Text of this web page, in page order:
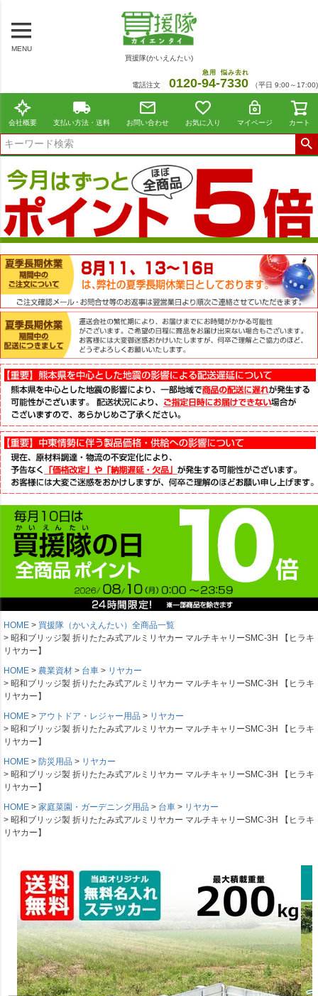
MENU
買援隊(かいえんたい)
電話注文 0120-94
急用
-7330
悩み去れ
（平日 9:00～17:00)
会社概要 支払い方法・送料 お問い合わせ お気に入り マイページ カート
HOME
買援隊（かいえんたい）全商品一覧
昭和ブリッジ製 折りたたみ式アルミリヤカー マルチキャリーSMC-3H 【ヒラキ
リヤカー】
HOME
農業資材 台車
リヤカー
昭和ブリッジ製 折りたたみ式アルミリヤカー マルチキャリーSMC-3H 【ヒラキ
リヤカー】
HOME
アウトドア・レジャー用品
リヤカー
昭和ブリッジ製 折りたたみ式アルミリヤカー マルチキャリーSMC-3H 【ヒラキ
リヤカー】
HOME
防災用品
リヤカー
昭和ブリッジ製 折りたたみ式アルミリヤカー マルチキャリーSMC-3H 【ヒラキ
リヤカー】
HOME
家庭菜園・ガーデニング用品 台車
リヤカー
昭和ブリッジ製 折りたたみ式アルミリヤカー マルチキャリーSMC-3H 【ヒラキ
リヤカー】